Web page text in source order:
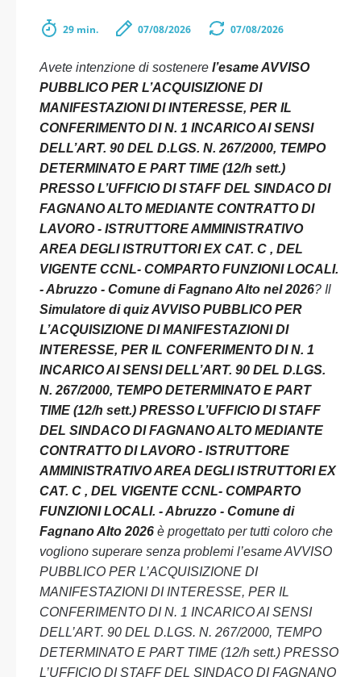
29 min. 07/08/2026 07/08/2026
Avete intenzione di sostenere l’esame AVVISO
PUBBLICO PER L’ACQUISIZIONE DI
MANIFESTAZIONI DI INTERESSE, PER IL
CONFERIMENTO DI N. 1 INCARICO AI SENSI
DELL’ART. 90 DEL D.LGS. N. 267/2000, TEMPO
DETERMINATO E PART TIME (12/h sett.)
PRESSO L’UFFICIO DI STAFF DEL SINDACO DI
FAGNANO ALTO MEDIANTE CONTRATTO DI
LAVORO - ISTRUTTORE AMMINISTRATIVO
AREA DEGLI ISTRUTTORI EX CAT. C , DEL
VIGENTE CCNL- COMPARTO FUNZIONI LOCALI.
- Abruzzo - Comune di Fagnano Alto nel 2026? Il
Simulatore di quiz AVVISO PUBBLICO PER
L’ACQUISIZIONE DI MANIFESTAZIONI DI
INTERESSE, PER IL CONFERIMENTO DI N. 1
INCARICO AI SENSI DELL’ART. 90 DEL D.LGS.
N. 267/2000, TEMPO DETERMINATO E PART
TIME (12/h sett.) PRESSO L’UFFICIO DI STAFF
DEL SINDACO DI FAGNANO ALTO MEDIANTE
CONTRATTO DI LAVORO - ISTRUTTORE
AMMINISTRATIVO AREA DEGLI ISTRUTTORI EX
CAT. C , DEL VIGENTE CCNL- COMPARTO
FUNZIONI LOCALI. - Abruzzo - Comune di
Fagnano Alto 2026 è progettato per tutti coloro che
vogliono superare senza problemi l’esame AVVISO
PUBBLICO PER L’ACQUISIZIONE DI
MANIFESTAZIONI DI INTERESSE, PER IL
CONFERIMENTO DI N. 1 INCARICO AI SENSI
DELL’ART. 90 DEL D.LGS. N. 267/2000, TEMPO
DETERMINATO E PART TIME (12/h sett.) PRESSO
L’UFFICIO DI STAFF DEL SINDACO DI FAGNANO